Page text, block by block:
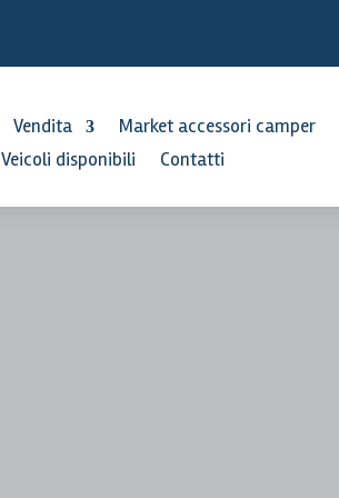
Vendita Market accessori camper
Veicoli disponibili Contatti